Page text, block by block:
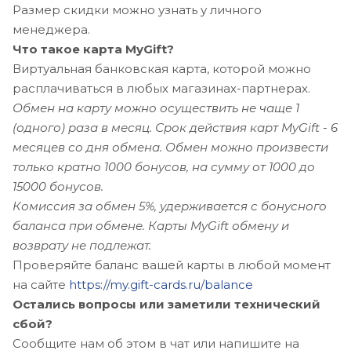
Размер скидки можно узнать у личного
менеджера.
Что такое карта MyGift?
Виртуальная банковская карта, которой можно
расплачиваться в любых магазинах-партнерах.
Обмен на карту можно осуществить не чаще 1
(одного) раза в месяц. Срок действия карт MyGift - 6
месяцев со дня обмена. Обмен можно произвести
только кратно 1000 бонусов, на сумму от 1000 до
15000 бонусов.
Комиссия за обмен 5%, удерживается с бонусного
баланса при обмене. Карты MyGift обмену и
возврату не подлежат.
Проверяйте баланс вашей карты в любой момент
на сайте https://my.gift-cards.ru/balance
Остались вопросы или заметили технический
сбой?
Сообщите нам об этом в чат или напишите на